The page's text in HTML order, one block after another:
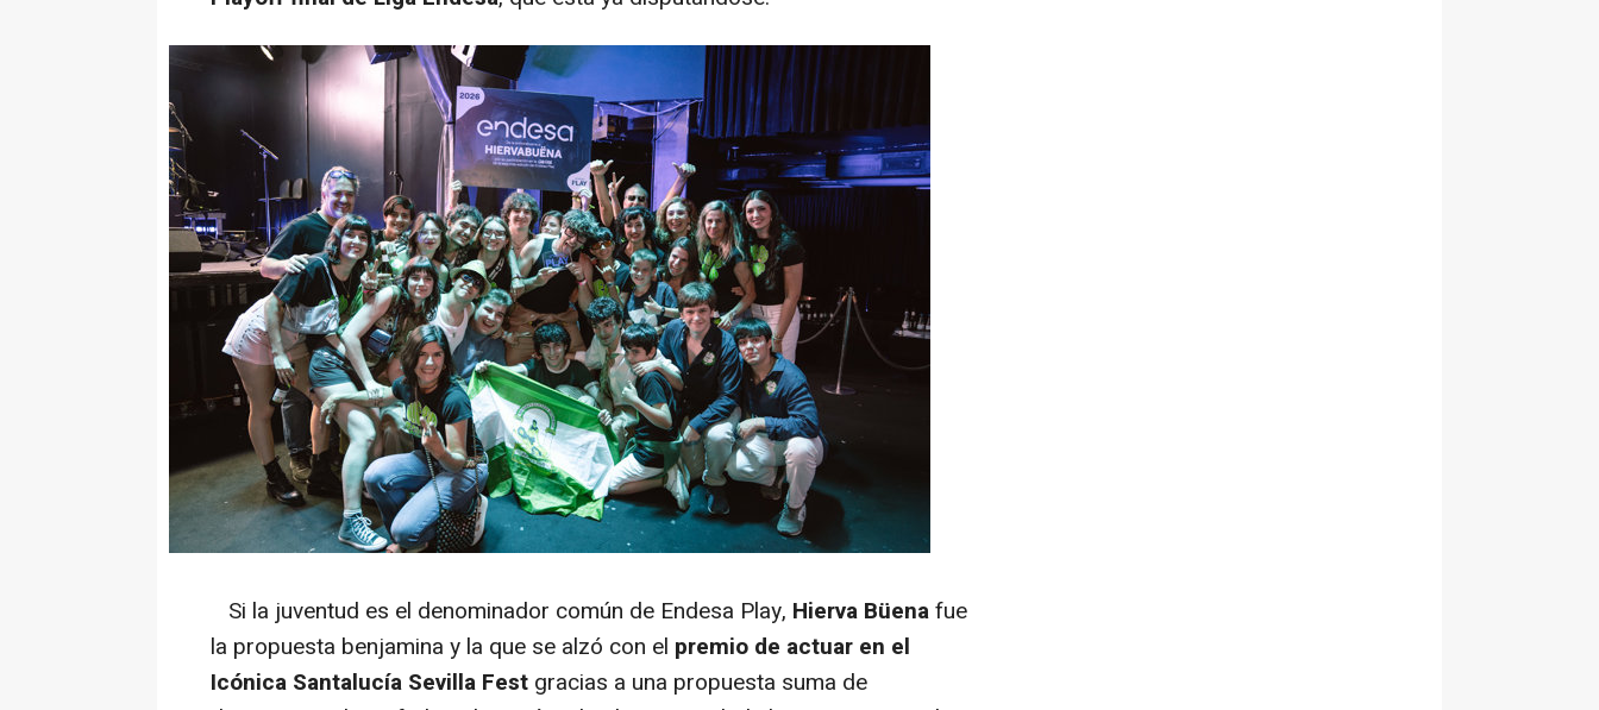
Si la juventud es el denominador común de Endesa Play, Hierva Büenafue
la propuesta benjamina y la que se alzó con el premio de actuar en el
Icónica Santalucía Sevilla Fest gracias a una propuesta suma de